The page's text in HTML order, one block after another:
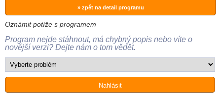
» zpět na detail programu
Oznámit potíže s programem
Program nejde stáhnout, má chybný popis nebo víte o
novější verzi? Dejte nám o tom vědět.